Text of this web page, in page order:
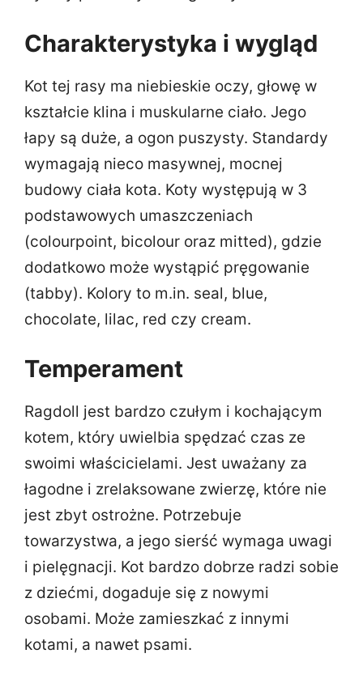
Charakterystyka i wygląd
Kot tej rasy ma niebieskie oczy, głowę w
kształcie klina i muskularne ciało. Jego
łapy są duże, a ogon puszysty. Standardy
wymagają nieco masywnej, mocnej
budowy ciała kota. Koty występują w 3
podstawowych umaszczeniach
(colourpoint, bicolour oraz mitted), gdzie
dodatkowo może wystąpić pręgowanie
(tabby). Kolory to m.in. seal, blue,
chocolate, lilac, red czy cream.
Temperament
Ragdoll jest bardzo czułym i kochającym
kotem, który uwielbia spędzać czas ze
swoimi właścicielami. Jest uważany za
łagodne i zrelaksowane zwierzę, które nie
jest zbyt ostrożne. Potrzebuje
towarzystwa, a jego sierść wymaga uwagi
i pielęgnacji. Kot bardzo dobrze radzi sobie
z dziećmi, dogaduje się z nowymi
osobami. Może zamieszkać z innymi
kotami, a nawet psami.